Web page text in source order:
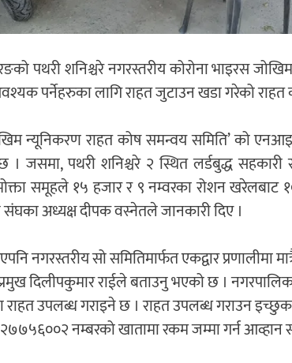
पथरी शनिश्चरे नगरस्तरीय कोरोना भाइरस
पर्नेहरुका लागि राहत जुटाउन खडा गरेको
न्यूनिकरण राहत कोष समन्वय समिति’ को
जसमा, पथरी शनिश्चरे २ स्थित लर्डबुद्ध
समूहले १५ हजार र ९ नम्वरका रोशन
संघका अध्यक्ष दीपक वस्नेतले जानकारी दिए ।
नगरस्तरीय सो समितिमार्फत एकद्वार प्रणालीमा
दिलीपकुमार राईले बताउनु भएको छ ।
राहत उपलब्ध गराइने छ । राहत उपलब्ध गराउन
नम्बरको खातामा रकम जम्मा गर्न आव्हान